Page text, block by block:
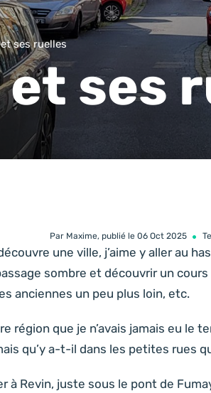
ses ruelles
et ses
Par Maxime, publié le 06 Oct 2025
une ville, j’aime y aller au
sombre et découvrir un
anciennes un peu plus loin, etc.
région que je n’avais jamais eu
qu’y a-t-il dans les petites rues
à Revin, juste sous le pont de